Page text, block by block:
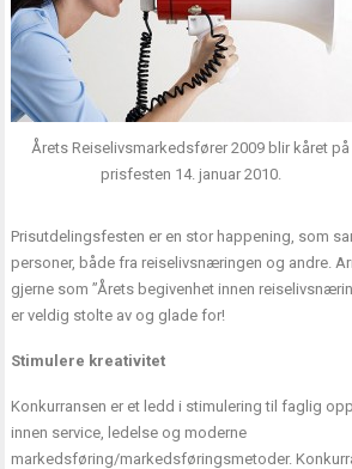
Årets Reiselivsmarkedsfører 2009 blir kåret på
prisfesten 14. januar 2010.
Prisutdelingsfesten er en stor happening, som
personer, både fra reiselivsnæringen og andre.
gjerne som ”Årets begivenhet innen
er veldig stolte av og glade for!
Stimulere kreativitet
Konkurransen er et ledd i stimulering til faglig
innen service, ledelse og moderne
markedsføring/markedsføringsmetoder.